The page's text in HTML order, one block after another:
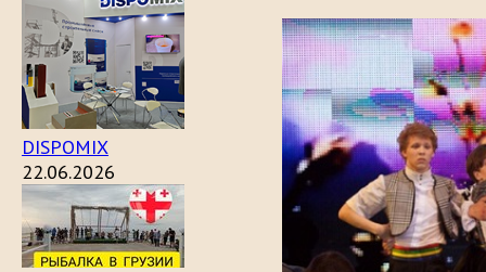
DISPOMIX
22.06.2026